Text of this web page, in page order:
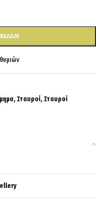
, Σταυροί, Σταυροί